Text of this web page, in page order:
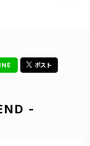
ポスト
-